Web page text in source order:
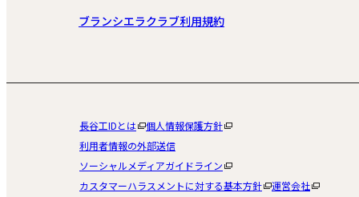
ブランシエラクラブ利用規約
長谷工IDとは
個人情報保護方針
利用者情報の外部送信
ソーシャルメディアガイドライン
カスタマーハラスメントに対する基本方針
運営会社